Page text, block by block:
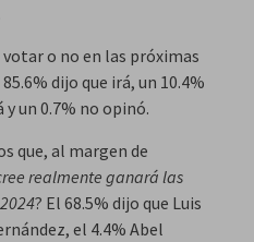
o no en las próximas
dijo que irá, un 10.4%
un 0.7% no opinó.
que, al margen de
realmente ganará las
? El 68.5% dijo que Luis
el 4.4% Abel